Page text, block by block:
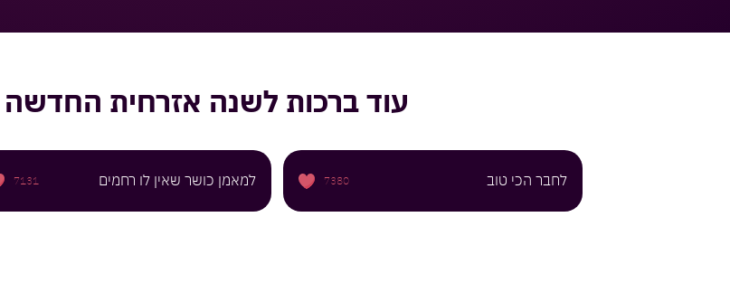
עוד ברכות לשנה אזרחית החדשה
לחבר הכי טוב 7380 למאמן כושר שאין לו רחמים 7131